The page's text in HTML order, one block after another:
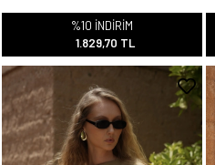
%10 İNDİRİM
1.829,70 TL